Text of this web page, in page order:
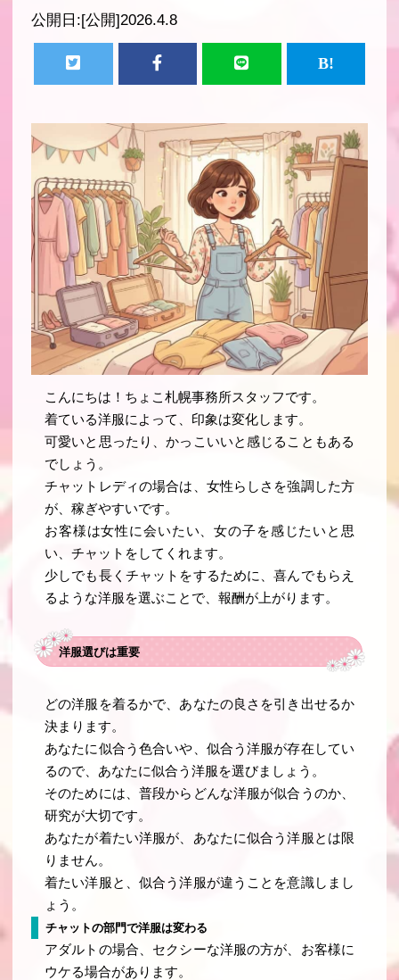
公開日:[公開]2026.4.8
こんにちは！ちょこ札幌事務所スタッフです。
着ている洋服によって、印象は変化します。
可愛いと思ったり、かっこいいと感じることもある
でしょう。
チャットレディの場合は、女性らしさを強調した方
が、稼ぎやすいです。
お客様は女性に会いたい、女の子を感じたいと思
い、チャットをしてくれます。
少しでも長くチャットをするために、喜んでもらえ
るような洋服を選ぶことで、報酬が上がります。
洋服選びは重要
どの洋服を着るかで、あなたの良さを引き出せるか
決まります。
あなたに似合う色合いや、似合う洋服が存在してい
るので、あなたに似合う洋服を選びましょう。
そのためには、普段からどんな洋服が似合うのか、
研究が大切です。
あなたが着たい洋服が、あなたに似合う洋服とは限
りません。
着たい洋服と、似合う洋服が違うことを意識しまし
ょう。
チャットの部門で洋服は変わる
アダルトの場合、セクシーな洋服の方が、お客様に
ウケる場合があります。